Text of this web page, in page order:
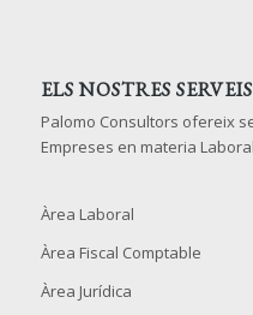
ELS NOSTRES SERVEIS
Palomo Consultors ofereix
Empreses en materia
Àrea Laboral
Àrea Fiscal Comptable
Àrea Jurídica